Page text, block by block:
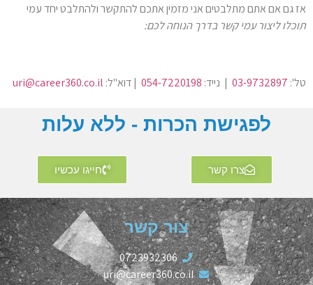
אז גם אם אתם מתלבטים אני מזמין אתכם להתקשר ולהתלבט יחד עמי
תוכלו ליצור עמי קשר בדרך הנוחה לכם:
טל': 03-9732897 | נייד: 054-7220198 | דוא"ל: uri@career360.co.il
לפגישת הכרות - ללא עלות
צרו קשר חייגו עכשיו
צור קשר
0723932306
uri@career360.co.il